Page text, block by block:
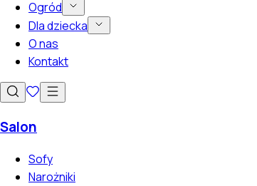
Ogród
Dla dziecka
O nas
Kontakt
Salon
Sofy
Narożniki